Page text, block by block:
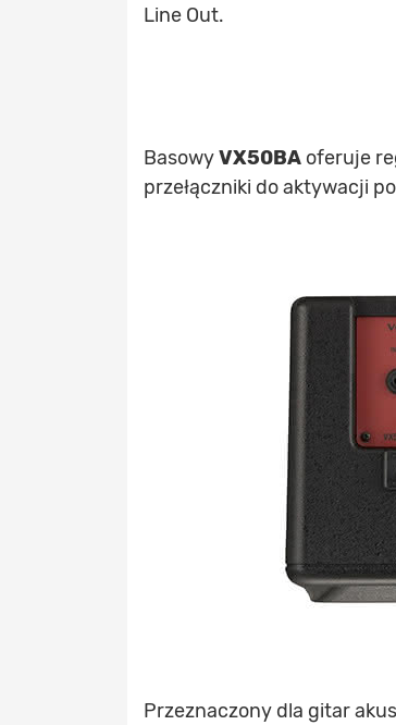
Line Out.
BasowyVX50BA oferuje
przełączniki do aktywacji
Przeznaczony dla gitar